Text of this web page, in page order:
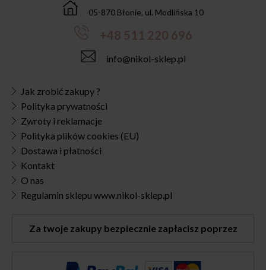
05-870 Błonie, ul. Modlińska 10
+48 511 220 696
info@nikol-sklep.pl
Jak zrobić zakupy ?
Polityka prywatności
Zwroty i reklamacje
Polityka plików cookies (EU)
Dostawa i płatności
Kontakt
O nas
Regulamin sklepu www.nikol-sklep.pl
Za twoje zakupy bezpiecznie zapłacisz poprzez